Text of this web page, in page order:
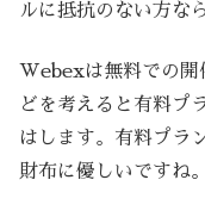
ルに抵抗のない方な
Webexは無料での開
どを考えると有料プ
はします。有料プラ
財布に優しいですね。